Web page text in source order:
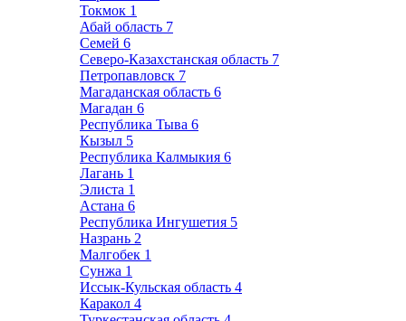
Токмок 1
Абай область 7
Семей 6
Северо-Казахстанская область 7
Петропавловск 7
Магаданская область 6
Магадан 6
Республика Тыва 6
Кызыл 5
Республика Калмыкия 6
Лагань 1
Элиста 1
Астана 6
Республика Ингушетия 5
Назрань 2
Малгобек 1
Сунжа 1
Иссык-Кульская область 4
Каракол 4